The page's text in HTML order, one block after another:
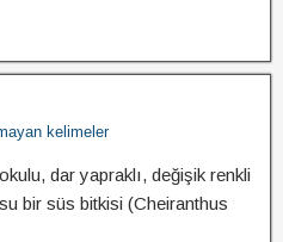
kelimeler
dar yapraklı, değişik renkli
bir süs bitkisi (Cheiranthus